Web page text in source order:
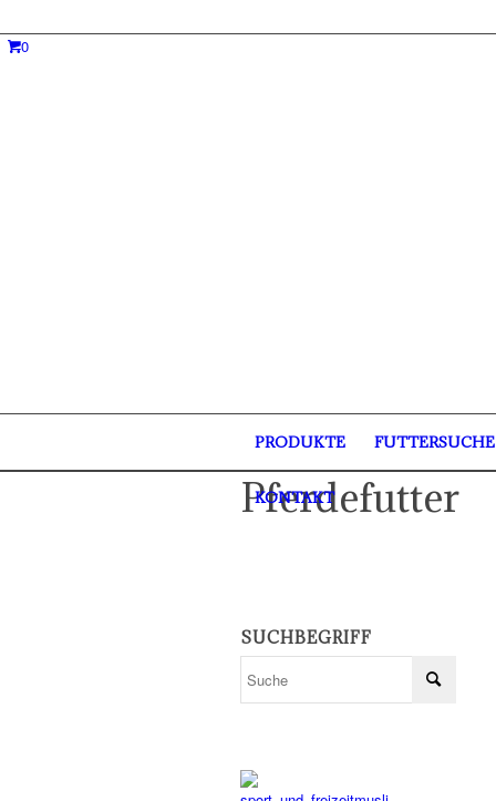
0
PRODUKTE FUTTERSUCHE
KONTAKT
Pferdefutter
SUCHBEGRIFF